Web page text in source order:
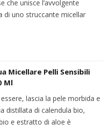
che unisce l’avvolgente
di uno struccante micellar
Micellare Pelli Sensibili
Ml
lascia la pele morbida e
distillata di calendula bio,
e estratto di aloe è